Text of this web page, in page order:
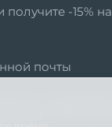
-15%
почты
я
FOREO. Я